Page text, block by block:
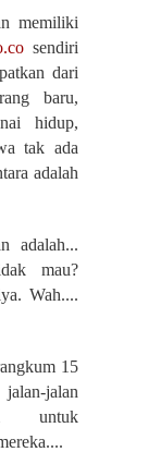
memiliki
sendiri
dari
baru,
hidup,
tak ada
adalah
adalah...
mau?
Wah....
15
jalan
untuk